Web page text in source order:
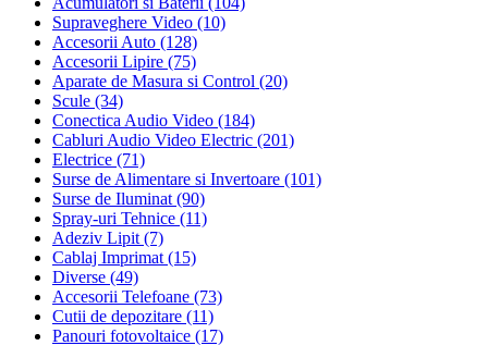
Supraveghere Video (10)
Accesorii Auto (128)
Accesorii Lipire (75)
Aparate de Masura si Control (20)
Scule (34)
Conectica Audio Video (184)
Cabluri Audio Video Electric (201)
Electrice (71)
Surse de Alimentare si Invertoare (101)
Surse de Iluminat (90)
Spray-uri Tehnice (11)
Adeziv Lipit (7)
Cablaj Imprimat (15)
Diverse (49)
Accesorii Telefoane (73)
Cutii de depozitare (11)
Panouri fotovoltaice (17)